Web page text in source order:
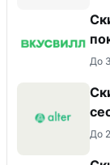
До
До